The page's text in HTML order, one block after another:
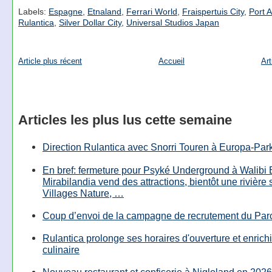
Labels: Espagne, Etnaland Ferrari World Fraispertuis City, Port
Rulantica Silver Dollar City, Universal Studios Japan
Article plus récent Accueil
Articles les plus lus cette semaine
Direction Rulantica avec Snorri Touren à Europa-
En bref: fermeture pour Psyké Underground à Walibi
Mirabilandia vend des attractions, bientôt une rivière
Villages Nature, …
Coup d’envoi de la campagne de recrutement du
Rulantica prolonge ses horaires d'ouverture et
culinaire